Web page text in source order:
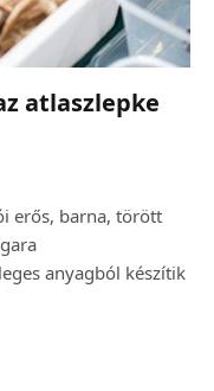
atlaszlepke
erős, barna, törött
anyagból készítik